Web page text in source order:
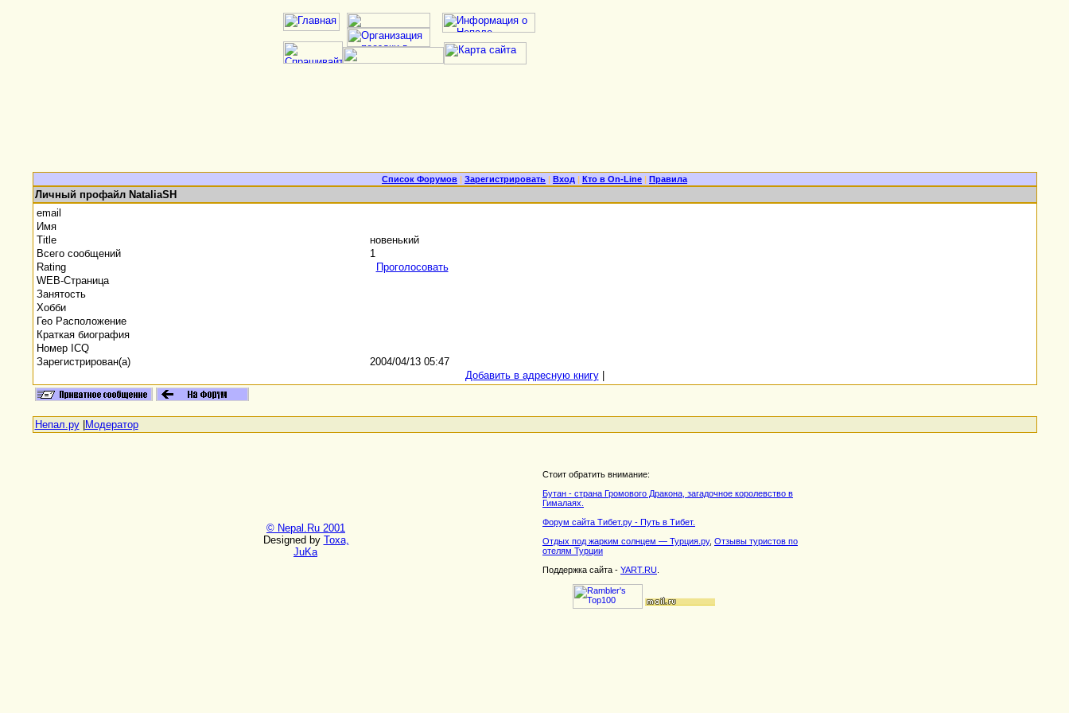
Список Форумов | Зарегистрировать | Вход | Кто в On-Line | Правила
Личный профайл NataliaSH
email
Имя
Title
новенький
Всего сообщений
1
Rating
Проголосовать
WEB-Страница
Занятость
Хобби
Гео Расположение
Краткая биография
Номер ICQ
Зарегистрирован(а)
2004/04/13 05:47
Добавить в адресную книгу|
Непал.ру| Модератор
© Nepal.Ru 2001
Designed by Toxa,
JuKa
Стоит обратить внимание:
Бутан - страна Громового Дракона, загадочное королевство в
Гималаях.
Форум сайта Тибет.ру - Путь в Тибет.
Отдых под жарким солнцем — Турция.ру, Отзывы туристов по
отелям Турции
Поддержка сайта - YART.RU